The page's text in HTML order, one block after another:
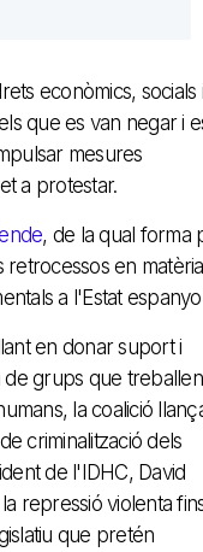
econòmics, socials i
que es van negar i
mesures
a protestar.
, de la qual forma
en matèria
a l'Estat
en donar suport i
de grups que treballen
la coalició
criminalització dels
de l'IDHC, David
repressió violenta
que pretén